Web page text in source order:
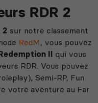
RDR 2
2 sur notre classement
RedM, vous pouvez
II qui vous
RDR. Vous pouvez
Semi-RP, Fun
votre aventure au Far